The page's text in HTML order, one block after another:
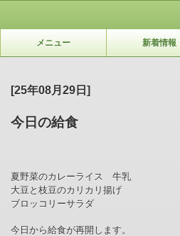
メニュー 新着情報
[25年08月29日]
今日の給食
夏野菜のカレーライス 牛乳
大豆と枝豆のカリカリ揚げ
ブロッコリーサラダ
今日から給食が再開します。